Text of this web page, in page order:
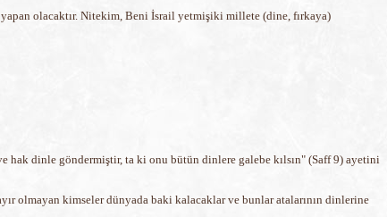
olacaktır. Nitekim, Beni İsrail yetmişiki millete (dine, fırkaya)
hak dinle göndermiştir, ta ki onu bütün dinlere galebe kılsın" (Saff 9) ayetini
olmayan kimseler dünyada baki kalacaklar ve bunlar atalarının dinlerine